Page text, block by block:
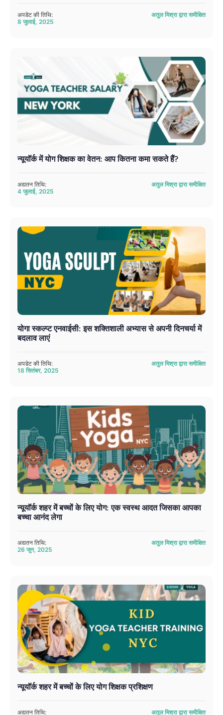
अपडेट की तिथि:
8 जुलाई, 2025
अतुल मिश्रा द्वारा समीक्षित
न्यूयॉर्क में योग शिक्षक का वेतन: आप कितना कमा सकते हैं?
अद्यतन तिथि:
4 जुलाई, 2025
अतुल मिश्रा द्वारा समीक्षित
योगा स्कल्प्ट एनवाईसी: इस शक्तिशाली अभ्यास से अपनी दिनचर्या में
बदलाव लाएं
अपडेट की तिथि:
18 सितंबर, 2025
अतुल मिश्रा द्वारा समीक्षित
न्यूयॉर्क शहर में बच्चों के लिए योग: एक स्वस्थ आदत जिसका आपका
बच्चा आनंद लेगा
अद्यतन तिथि:
26 जून, 2025
अतुल मिश्रा द्वारा समीक्षित
न्यूयॉर्क शहर में बच्चों के लिए योग शिक्षक प्रशिक्षण
अद्यतन तिथि:
अतुल मिश्रा द्वारा समीक्षित